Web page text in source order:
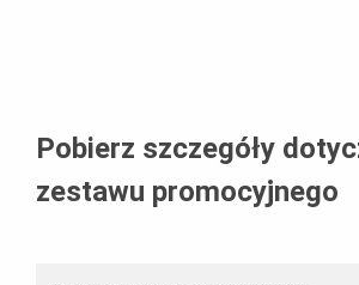
Pobierz szczegóły
zestawu promocyjnego